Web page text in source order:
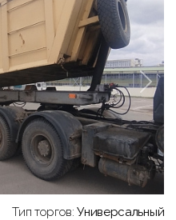
Тип торгов:Универсальный